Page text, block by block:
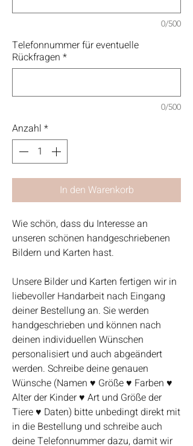
0/500
Telefonnummer für eventuelle
Rückfragen *
0/500
Anzahl *
In den Warenkorb
Wie schön, dass du Interesse an
unseren schönen handgeschriebenen
Bildern und Karten hast.
Unsere Bilder und Karten fertigen wir in
liebevoller Handarbeit nach Eingang
deiner Bestellung an. Sie werden
handgeschrieben und können nach
deinen individuellen Wünschen
personalisiert und auch abgeändert
werden. Schreibe deine genauen
Wünsche (Namen ♥ Größe ♥ Farben ♥
Alter der Kinder ♥ Art und Größe der
Tiere ♥ Daten) bitte unbedingt direkt mit
in die Bestellung und schreibe auch
deine Telefonnummer dazu, damit wir